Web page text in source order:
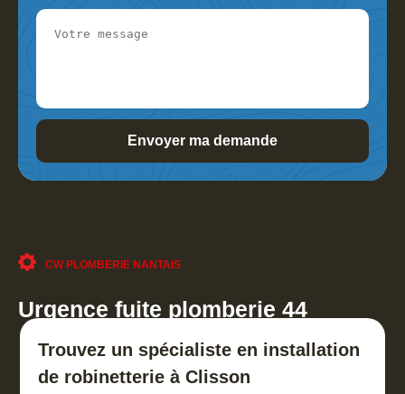
CW PLOMBERIE NANTAIS
Urgence fuite plomberie 44
Trouvez un spécialiste en installation
de robinetterie à Clisson